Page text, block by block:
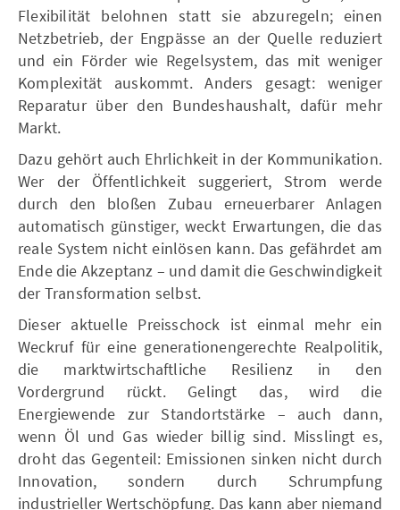
Flexibilität belohnen statt sie abzuregeln; einen
Netzbetrieb, der Engpässe an der Quelle reduziert
und ein Förder wie Regelsystem, das mit weniger
Komplexität auskommt. Anders gesagt: weniger
Reparatur über den Bundeshaushalt, dafür mehr
Markt.
Dazu gehört auch Ehrlichkeit in der Kommunikation.
Wer der Öffentlichkeit suggeriert, Strom werde
durch den bloßen Zubau erneuerbarer Anlagen
automatisch günstiger, weckt Erwartungen, die das
reale System nicht einlösen kann. Das gefährdet am
Ende die Akzeptanz – und damit die Geschwindigkeit
der Transformation selbst.
Dieser aktuelle Preisschock ist einmal mehr ein
Weckruf für eine generationengerechte Realpolitik,
die marktwirtschaftliche Resilienz in den
Vordergrund rückt. Gelingt das, wird die
Energiewende zur Standortstärke – auch dann,
wenn Öl und Gas wieder billig sind. Misslingt es,
droht das Gegenteil: Emissionen sinken nicht durch
Innovation, sondern durch Schrumpfung
industrieller Wertschöpfung. Das kann aber niemand